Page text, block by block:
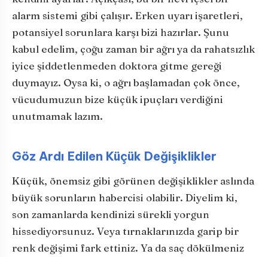
alarm sistemi gibi çalışır. Erken uyarı işaretleri,
potansiyel sorunlara karşı bizi hazırlar. Şunu
kabul edelim, çoğu zaman bir ağrı ya da rahatsızlık
iyice şiddetlenmeden doktora gitme gereği
duymayız. Oysa ki, o ağrı başlamadan çok önce,
vücudumuzun bize küçük ipuçları verdiğini
unutmamak lazım.
Göz Ardı Edilen Küçük Değişiklikler
Küçük, önemsiz gibi görünen değişiklikler aslında
büyük sorunların habercisi olabilir. Diyelim ki,
son zamanlarda kendinizi sürekli yorgun
hissediyorsunuz. Veya tırnaklarınızda garip bir
renk değişimi fark ettiniz. Ya da saç dökülmeniz